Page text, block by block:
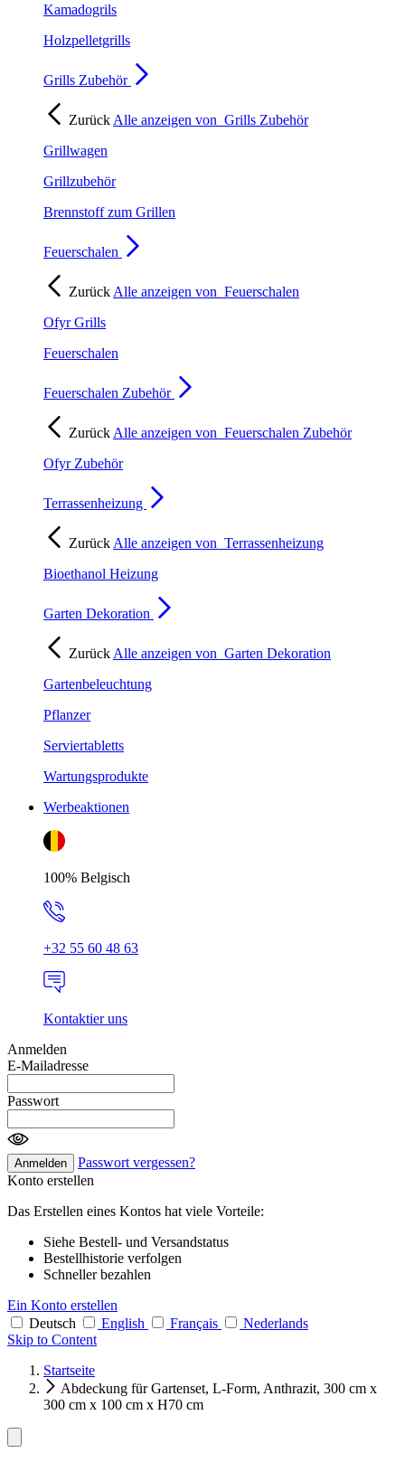
Kamadogrils
Holzpelletgrills
Grills Zubehör
Zurück Alle anzeigen von Grills Zubehör
Grillwagen
Grillzubehör
Brennstoff zum Grillen
Feuerschalen
Zurück Alle anzeigen von Feuerschalen
Ofyr Grills
Feuerschalen
Feuerschalen Zubehör
Zurück Alle anzeigen von Feuerschalen Zubehör
Ofyr Zubehör
Terrassenheizung
Zurück Alle anzeigen von Terrassenheizung
Bioethanol Heizung
Garten Dekoration
Zurück Alle anzeigen von Garten Dekoration
Gartenbeleuchtung
Pflanzer
Serviertabletts
Wartungsprodukte
Werbeaktionen
100% Belgisch
+32 55 60 48 63
Kontaktier uns
Anmelden
E-Mailadresse
Passwort
Anmelden
Passwort vergessen?
Konto erstellen
Das Erstellen eines Kontos hat viele Vorteile:
Siehe Bestell- und Versandstatus
Bestellhistorie verfolgen
Schneller bezahlen
Ein Konto erstellen
Deutsch
English Français
Nederlands
Skip to Content
Startseite
Abdeckung für Gartenset, L-Form, Anthrazit, 300 cm x
300 cm x 100 cm x H70 cm